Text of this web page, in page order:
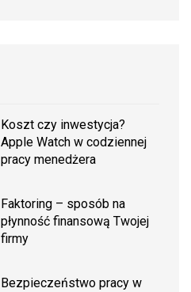
Koszt czy inwestycja?
Apple Watch w codziennej
pracy menedżera
Faktoring – sposób na
płynność finansową Twojej
firmy
Bezpieczeństwo pracy w